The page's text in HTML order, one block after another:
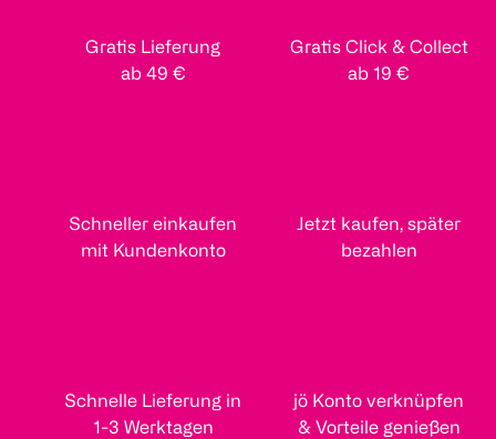
Gratis Lieferung
ab 49 €
Gratis Click & Collect
ab 19 €
Schneller einkaufen
mit Kundenkonto
Jetzt kaufen, später
bezahlen
Schnelle Lieferung in
1-3 Werktagen
jö Konto verknüpfen
& Vorteile genießen